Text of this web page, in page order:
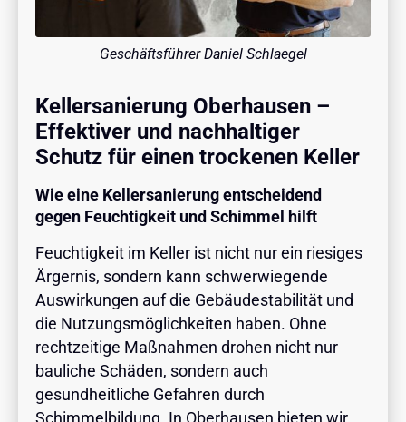
Kellersanierung Oberhausen –
Effektiver und nachhaltiger
Schutz für einen trockenen Keller
Wie eine Kellersanierung entscheidend
gegen Feuchtigkeit und Schimmel hilft
Feuchtigkeit im Keller ist nicht nur ein riesiges
Ärgernis, sondern kann schwerwiegende
Auswirkungen auf die Gebäudestabilität und
die Nutzungsmöglichkeiten haben. Ohne
rechtzeitige Maßnahmen drohen nicht nur
bauliche Schäden, sondern auch
gesundheitliche Gefahren durch
Geschäftsführer Daniel Schlaegel